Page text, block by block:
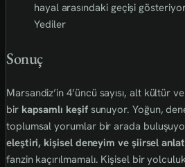
hayal arasındaki geçişi
Yediler
Sonuç
Marsandiz’in 4’üncü sayısı, alt kültür
bir kapsamlı keşifsunuyor. Yoğun,
toplumsal yorumlar bir arada
eleştiri, kişisel deneyim ve şiirsel
fanzin kaçırılmamalı. Kişisel bir